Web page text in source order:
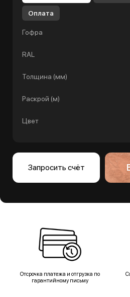
Оплата
Гофра
RAL
Толщина (мм)
Раскрой (м)
Цвет
Запросить счёт
Отсрочка платежа и отгрузка по
гарантийному письму